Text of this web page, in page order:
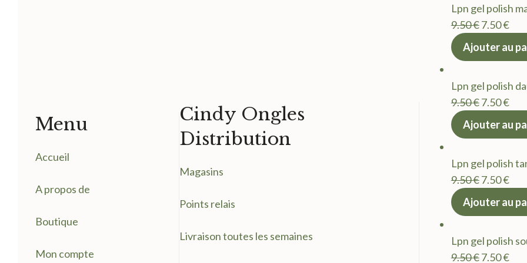
Menu
Accueil
A propos de
Boutique
Mon compte
Cindy Ongles
Distribution
Magasins
Points relais
Livraison toutes les semaines
Lpn gel polish
9.50€Le
prix
9.50 €.
7.50€Le
Ajouter au
Lpn gel polish
9.50€Le
prix
9.50 €.
7.50€Le
Ajouter au
Lpn gel polish
9.50€Le
prix
9.50 €.
7.50€Le
Ajouter au
Lpn gel polish
9.50€Le
7.50€Le